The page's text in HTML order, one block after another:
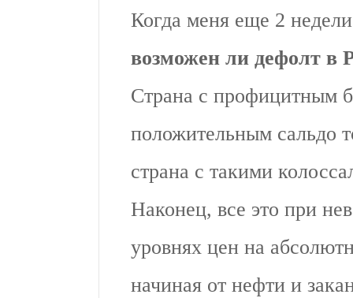
Когда меня еще 2
возможен ли дефолт в
Страна с профицитным
положительным сальдо
страна с такими
Наконец, все это при
уровнях цен на
начиная от нефти и